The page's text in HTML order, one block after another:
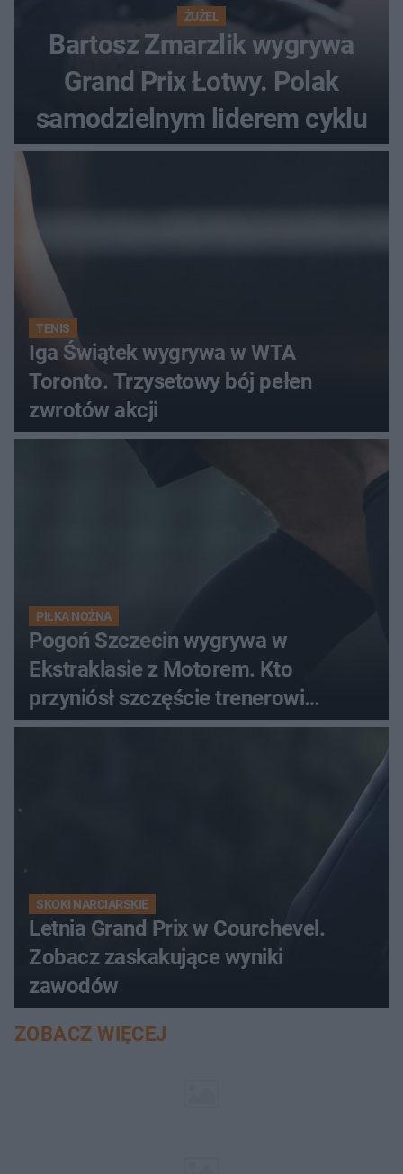
ŻUŻEL
Bartosz Zmarzlik wygrywa
Grand Prix Łotwy. Polak
samodzielnym liderem cyklu
TENIS
Iga Świątek wygrywa w WTA
Toronto. Trzysetowy bój pełen
zwrotów akcji
PIŁKA NOŻNA
Pogoń Szczecin wygrywa w
Ekstraklasie z Motorem. Kto
przyniósł szczęście trenerowi
gospodarzy?
SKOKI NARCIARSKIE
Letnia Grand Prix w Courchevel.
Zobacz zaskakujące wyniki
zawodów
ZOBACZ WIĘCEJ